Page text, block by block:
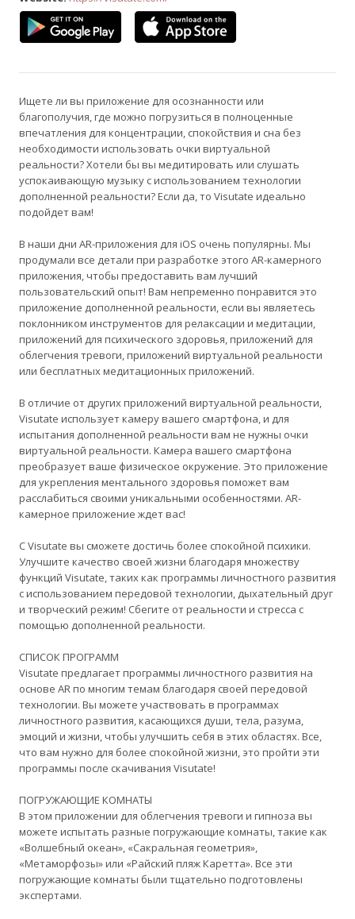
Ищете ли вы приложение для осознанности или
благополучия, где можно погрузиться в полноценные
впечатления для концентрации, спокойствия и сна без
необходимости использовать очки виртуальной
реальности? Хотели бы вы медитировать или слушать
успокаивающую музыку с использованием технологии
дополненной реальности? Если да, то Visutate идеально
подойдет вам!
В наши дни AR-приложения для iOS очень популярны. Мы
продумали все детали при разработке этого AR-камерного
приложения, чтобы предоставить вам лучший
пользовательский опыт! Вам непременно понравится это
приложение дополненной реальности, если вы являетесь
поклонником инструментов для релаксации и медитации,
приложений для психического здоровья, приложений для
облегчения тревоги, приложений виртуальной реальности
или бесплатных медитационных приложений.
В отличие от других приложений виртуальной реальности,
Visutate использует камеру вашего смартфона, и для
испытания дополненной реальности вам не нужны очки
виртуальной реальности. Камера вашего смартфона
преобразует ваше физическое окружение. Это приложение
для укрепления ментального здоровья поможет вам
расслабиться своими уникальными особенностями. AR-
камерное приложение ждет вас!
С Visutate вы сможете достичь более спокойной психики.
Улучшите качество своей жизни благодаря множеству
функций Visutate, таких как программы личностного развития
с использованием передовой технологии, дыхательный друг
и творческий режим! Сбегите от реальности и стресса с
помощью дополненной реальности.
СПИСОК ПРОГРАММ
Visutate предлагает программы личностного развития на
основе AR по многим темам благодаря своей передовой
технологии. Вы можете участвовать в программах
личностного развития, касающихся души, тела, разума,
эмоций и жизни, чтобы улучшить себя в этих областях. Все,
что вам нужно для более спокойной жизни, это пройти эти
программы после скачивания Visutate!
ПОГРУЖАЮЩИЕ КОМНАТЫ
В этом приложении для облегчения тревоги и гипноза вы
можете испытать разные погружающие комнаты, такие как
«Волшебный океан», «Сакральная геометрия»,
«Метаморфозы» или «Райский пляж Каретта». Все эти
погружающие комнаты были тщательно подготовлены
экспертами.